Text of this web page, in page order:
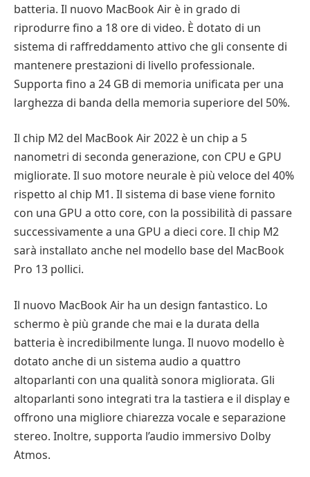
batteria. Il nuovo MacBook Air è in grado di
riprodurre fino a 18 ore di video. È dotato di un
sistema di raffreddamento attivo che gli consente di
mantenere prestazioni di livello professionale.
Supporta fino a 24 GB di memoria unificata per una
larghezza di banda della memoria superiore del 50%.
Il chip M2 del MacBook Air 2022 è un chip a 5
nanometri di seconda generazione, con CPU e GPU
migliorate. Il suo motore neurale è più veloce del 40%
rispetto al chip M1. Il sistema di base viene fornito
con una GPU a otto core, con la possibilità di passare
successivamente a una GPU a dieci core. Il chip M2
sarà installato anche nel modello base del MacBook
Pro 13 pollici.
Il nuovo MacBook Air ha un design fantastico. Lo
schermo è più grande che mai e la durata della
batteria è incredibilmente lunga. Il nuovo modello è
dotato anche di un sistema audio a quattro
altoparlanti con una qualità sonora migliorata. Gli
altoparlanti sono integrati tra la tastiera e il display e
offrono una migliore chiarezza vocale e separazione
stereo. Inoltre, supporta l’audio immersivo Dolby
Atmos.